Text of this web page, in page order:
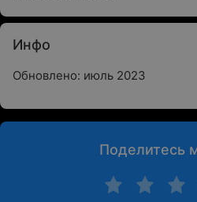
Инфо
Обновлено: июль 2023
Поделитесь